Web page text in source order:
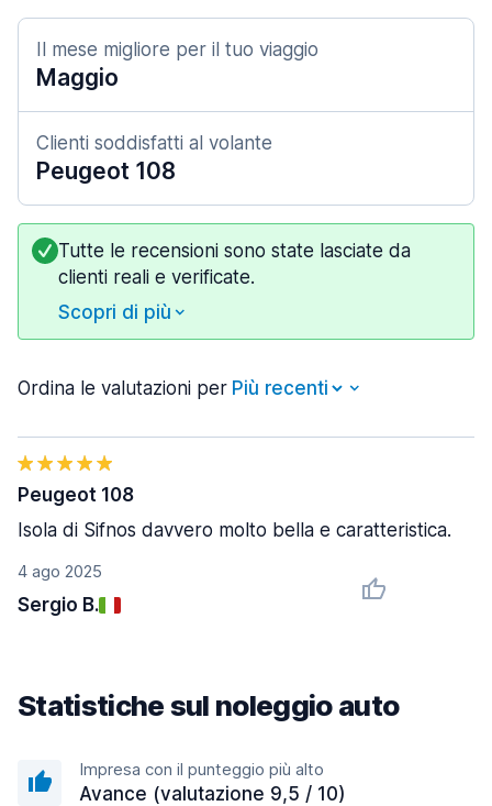
Il mese migliore per il tuo viaggio
Maggio
Clienti soddisfatti al volante
Peugeot 108
Tutte le recensioni sono state lasciate da
clienti reali e verificate.
Scopri di più
Ordina le valutazioni per
4 ago 2025
Sergio B.
Peugeot 108
Isola di Sifnos davvero molto bella e caratteristica.
Statistiche sul noleggio auto
Impresa con il punteggio più alto
Avance (valutazione 9,5 / 10)